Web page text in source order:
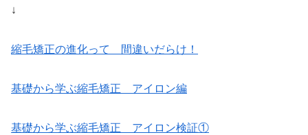
↓
縮毛矯正の進化って 間違いだらけ！
基礎から学ぶ縮毛矯正 アイロン編
基礎から学ぶ縮毛矯正 アイロン検証①